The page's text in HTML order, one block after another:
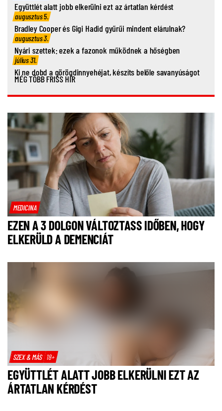
Együttlét alatt jobb elkerülni ezt az ártatlan kérdést
augusztus 5.
Bradley Cooper és Gigi Hadid gyűrűi mindent elárulnak?
augusztus 3.
Nyári szettek: ezek a fazonok működnek a hőségben
július 31.
Ki ne dobd a görögdinnyehéjat, készíts belőle savanyúságot
MÉG TÖBB FRISS HÍR
MEDICINA
EZEN A 3 DOLGON VÁLTOZTASS IDŐBEN, HOGY
ELKERÜLD A DEMENCIÁT
SZEX & MÁS 18+
EGYÜTTLÉT ALATT JOBB ELKERÜLNI EZT AZ
ÁRTATLAN KÉRDÉST